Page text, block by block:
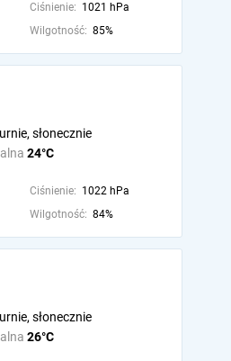
Ciśnienie: 1021 hPa
Wilgotność: 85%
24°C
słonecznie
Ciśnienie: 1022 hPa
Wilgotność: 84%
26°C
słonecznie